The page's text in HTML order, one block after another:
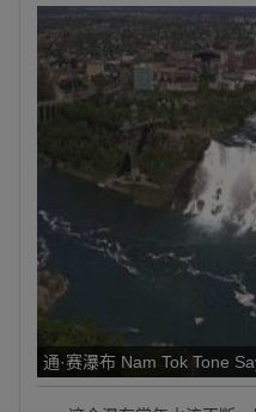
通·赛瀑布 Nam Tok Tone